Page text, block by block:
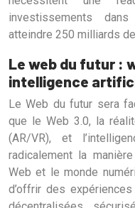
investissements
atteindre 250 milliards
Le web du futur :
intelligence
Le Web du futur sera
que le Web 3.0, la
(AR/VR), et
radicalement la
Web et le monde
d’offrir des